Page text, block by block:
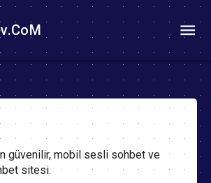
güvenilir, mobil sesli sohbet ve
sitesi.